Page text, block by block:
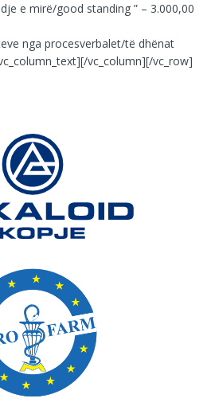
e mirë/good standing ” – 3.000,00
nga procesverbalet/të dhënat
vc_column][/vc_row]